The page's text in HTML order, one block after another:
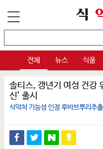
전체 뉴스 식품
솔티스, 갱년기 여성 건강
신’ 출시
식약처 기능성 인정 루바브뿌리추